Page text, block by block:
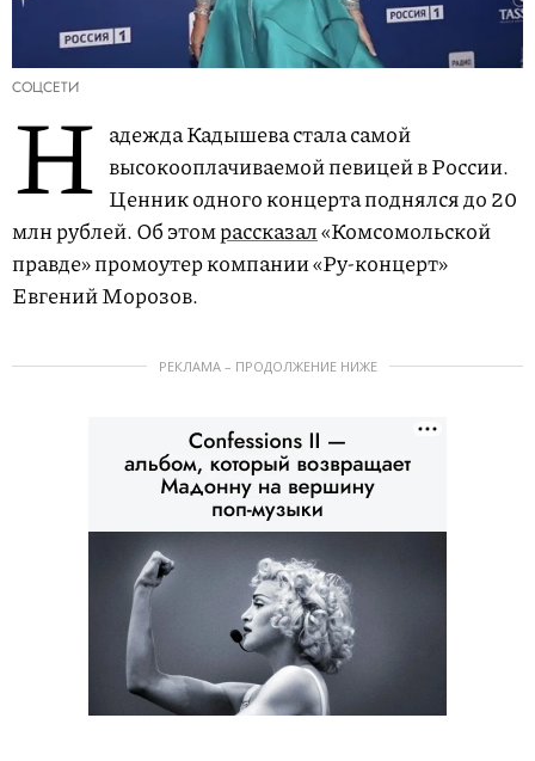
СОЦСЕТИ
Н адежда Кадышева стала самой
высокооплачиваемой певицей в России.
Ценник одного концерта поднялся до 20
млн рублей. Об этомрассказал«Комсомольской
правде» промоутер компании «Ру-концерт»
Евгений Морозов.
РЕКЛАМА – ПРОДОЛЖЕНИЕ НИЖЕ